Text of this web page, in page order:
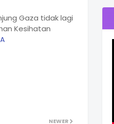
Gaza tidak lagi
Kesihatan
NEWER